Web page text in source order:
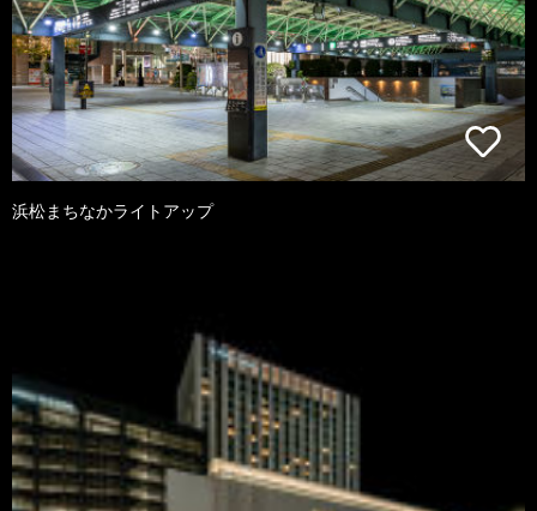
浜松まちなかライトアップ